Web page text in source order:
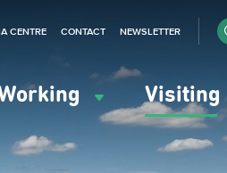
Visiting
CENTRE CONTACT NEWSLETTER